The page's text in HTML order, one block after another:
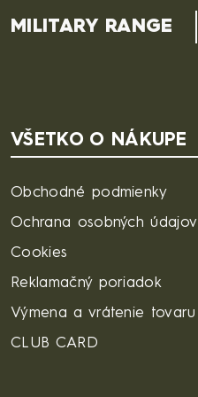
MILITARY RANGE
VŠETKO O NÁKUPE
Obchodné podmienky
Ochrana osobných údajov
Cookies
Reklamačný poriadok
Výmena a vrátenie tovaru
CLUB CARD